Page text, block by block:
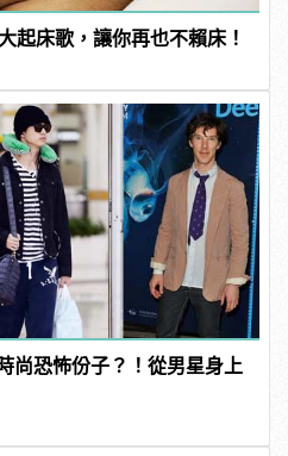
起床歌，讓你再也不賴床！
尚恐怖份子？！從男星身上